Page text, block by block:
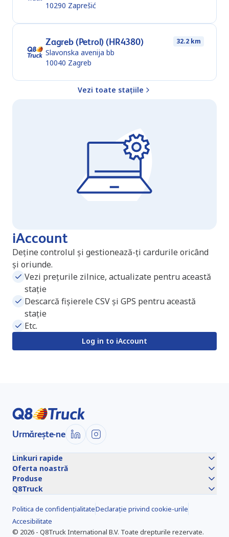
10290 Zaprešić
Zagreb (Petrol) (HR4380) 32.2 km
Slavonska avenija bb
10040 Zagreb
Vezi toate stațiile
iAccount
Deține controlul și gestionează-ți cardurile oricând
și oriunde.
Vezi prețurile zilnice, actualizate pentru această
stație
Descarcă fișierele CSV și GPS pentru această
stație
Etc.
Log in to iAccount
Urmărește-ne
Linkuri rapide
Oferta noastră
Produse
Q8Truck
Politica de confidențialitateDeclarație privind cookie-urile
Accesibilitate
© 2026 - Q8Truck International B.V. Toate drepturile rezervate.